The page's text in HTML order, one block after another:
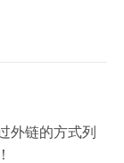
原先的链表头
部，我觉得是
(增加空间复
外链的方式列